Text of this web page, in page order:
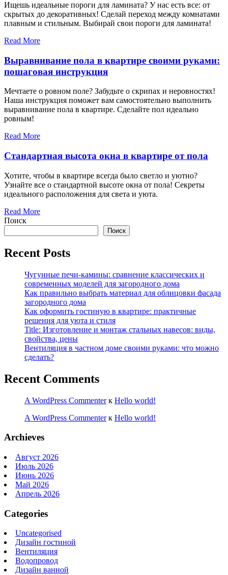
Ищешь идеальные пороги для ламината? У нас есть все: от
скрытых до декоративных! Сделай переход между комнатами
плавным и стильным. Выбирай свои пороги для ламината!
Read More
Выравнивание пола в квартире своими руками:
пошаговая инструкция
Мечтаете о ровном поле? Забудьте о скрипах и неровностях!
Наша инструкция поможет вам самостоятельно выполнить
выравнивание пола в квартире. Сделайте пол идеально
ровным!
Read More
Стандартная высота окна в квартире от пола
Хотите, чтобы в квартире всегда было светло и уютно?
Узнайте все о стандартной высоте окна от пола! Секреты
идеального расположения для света и уюта.
Read More
Поиск
Поиск
Recent Posts
Чугунные печи-камины: сравнение классических и
современных моделей для загородного дома
Как правильно выбрать материал для облицовки фасада
загородного дома
Как оформить гостиную в квартире: практичные
решения для уюта и стиля
Title: Изготовление и монтаж стальных навесов: виды,
свойства, цены
Вентиляция в частном доме своими руками: что можно
сделать?
Recent Comments
A WordPress Commenterк Hello world!
A WordPress Commenterк Hello world!
Archieves
Август 2026
Июль 2026
Июнь 2026
Май 2026
Апрель 2026
Categories
Uncategorised
Дизайн гостиной
Вентиляция
Водопровод
Дизайн ванной